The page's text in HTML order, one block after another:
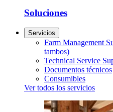
Soluciones
Servicios
Farm Management
tambos)
Technical Service
Documentos técnicos
Consumibles
Ver todos los servicios